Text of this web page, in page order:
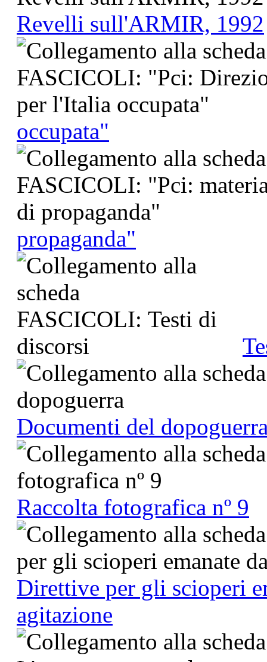
Revelli sull'ARMIR, 1992
occupata"
propaganda"
Documenti del
Raccolta fotografica nº 9
Direttive per gli scioperi
agitazione